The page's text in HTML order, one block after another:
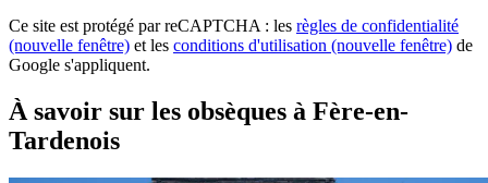
Ce site est protégé par reCAPTCHA : les règles de confidentialité
(nouvelle fenêtre) et les conditions d'utilisation (nouvelle fenêtre) de
Google s'appliquent.
À savoir sur les obsèques à Fère-en-
Tardenois